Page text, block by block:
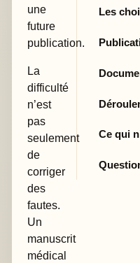
une
future
publication.
La
difficulté
n’est
pas
seulement
de
corriger
des
fautes.
Un
manuscrit
médical
Les
Ce qui